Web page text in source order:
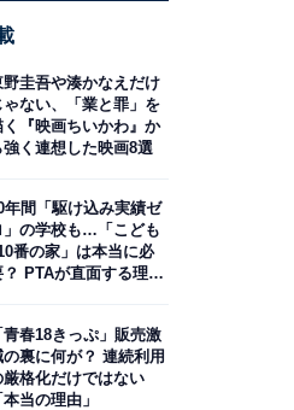
野圭吾や湊かなえだけ
ゃない、「業と罪」を
く『映画ちいかわ』か
強く連想した映画8選
年間「駆け込み実績ゼ
」の学校も…「こども
番の家」は本当に必
？ PTAが直面する理想
青春18きっぷ」販売激
の裏に何が？ 連続利用
厳格化だけではない
本当の理由」